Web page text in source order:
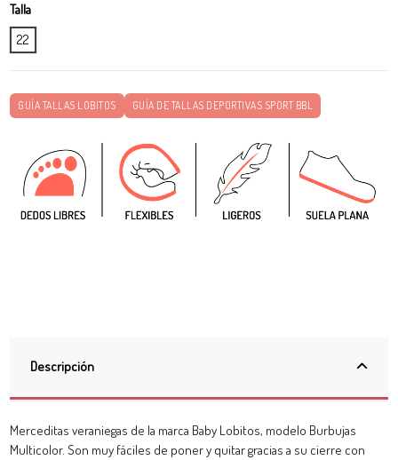
Talla
22
GUÍA TALLAS LOBITOS GUÍA DE TALLAS DEPORTIVAS SPORT BBL
Descripción
Merceditas veraniegas de la marca Baby Lobitos, modelo Burbujas
Multicolor. Son muy fáciles de poner y quitar gracias a su cierre con